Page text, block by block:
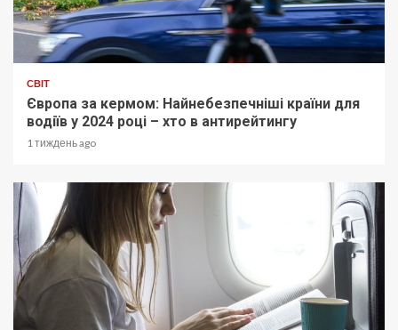
СВІТ
Європа за кермом: Найнебезпечніші країни для
водіїв у 2024 році – хто в антирейтингу
1 тиждень ago